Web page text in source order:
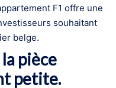
F1 offre une
souhaitant
belge.
pièce
petite.